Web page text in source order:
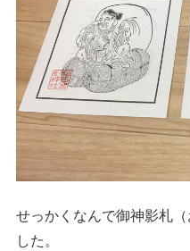
せっかくなんで御神影札
した。